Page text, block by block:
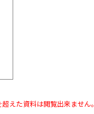
えた資料は閲覧出来ません。